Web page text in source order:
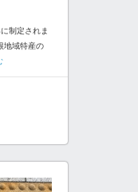
制定されま
地域特産の